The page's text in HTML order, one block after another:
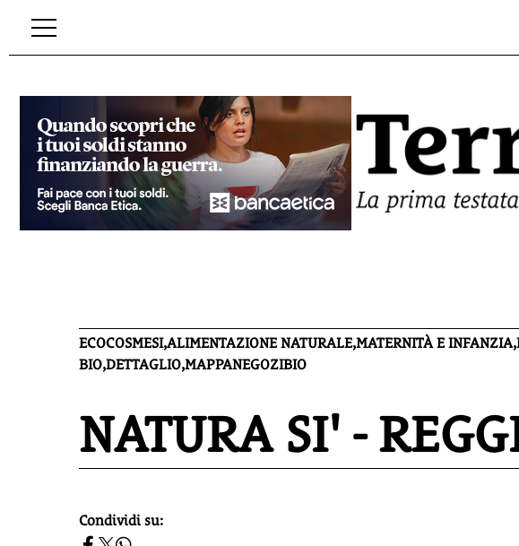
ECOCOSMESI,ALIMENTAZIONE NATURALE,MATERNITÀ E
BIO,DETTAGLIO,MAPPANEGOZIBIO
NATURA SI' -
homepage h2
Condividi su: